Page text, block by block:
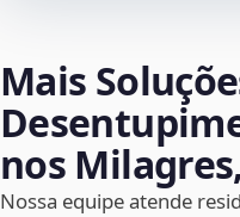
Mais
nos
Nossa equipe atende